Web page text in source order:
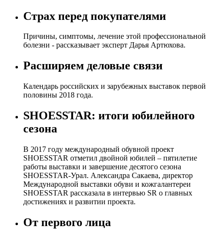
Страх перед покупателями
Причины, симптомы, лечение этой профессиональной
болезни - рассказывает эксперт Дарья Артюхова.
Расширяем деловые связи
Календарь российских и зарубежных выставок первой
половины 2018 года.
SHOESSTAR: итоги юбилейного
сезона
В 2017 году международный обувной проект
SHOESSTAR отметил двойной юбилей – пятилетие
работы выставки и завершение десятого сезона
SHOESSTAR-Урал. Александра Сакаева, директор
Международной выставки обуви и кожгалантереи
SHOESSTAR рассказала в интервью SR о главных
достижениях и развитии проекта.
От первого лица